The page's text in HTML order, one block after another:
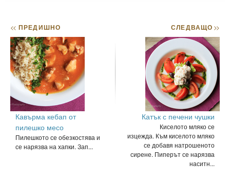
<< ПРЕДИШНО
Кавърма кебап от
пилешко месо
Пилешкото се обезкостява и
се нарязва на хапки. Зап...
СЛЕДВАЩО>>
Катък с печени чушки
Киселото мляко се
изцежда. Към киселото мляко
се добавя натрошеното
сирене. Пиперът се нарязва
наситн...